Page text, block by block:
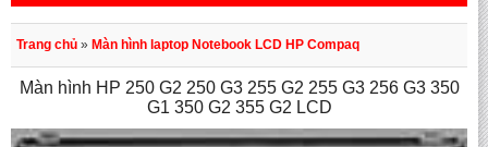
Trang chủ » Màn hình laptop Notebook LCD HP Compaq
Màn hình HP 250 G2 250 G3 255 G2 255 G3 256 G3 350
G1 350 G2 355 G2 LCD